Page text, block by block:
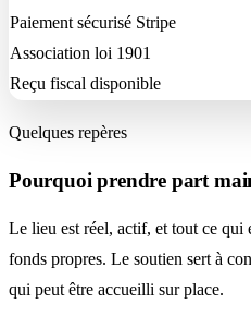
Paiement sécurisé Stripe
Association loi 1901
Reçu fiscal disponible
Quelques repères
Pourquoi prendre part
Le lieu est réel, actif, et tout ce qui
fonds propres. Le soutien sert à
qui peut être accueilli sur place.